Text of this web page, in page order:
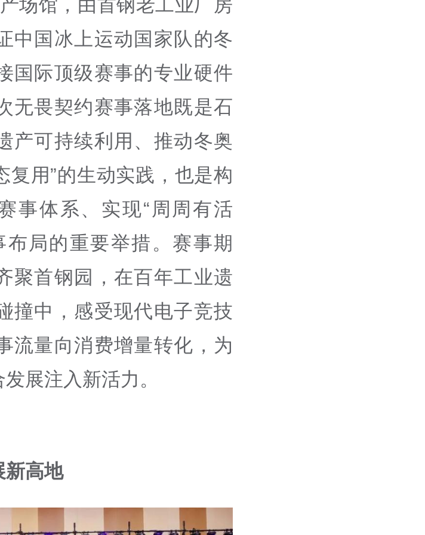
场馆，由首钢老工业厂房
中国冰上运动国家队的冬
国际顶级赛事的专业硬件
无畏契约赛事落地既是石
产可持续利用、推动冬奥
复用”的生动实践，也是构
事体系、实现“周周有活
局的重要举措。赛事期
聚首钢园，在百年工业遗
撞中，感受现代电子竞技
流量向消费增量转化，为
展注入新活力。
新高地